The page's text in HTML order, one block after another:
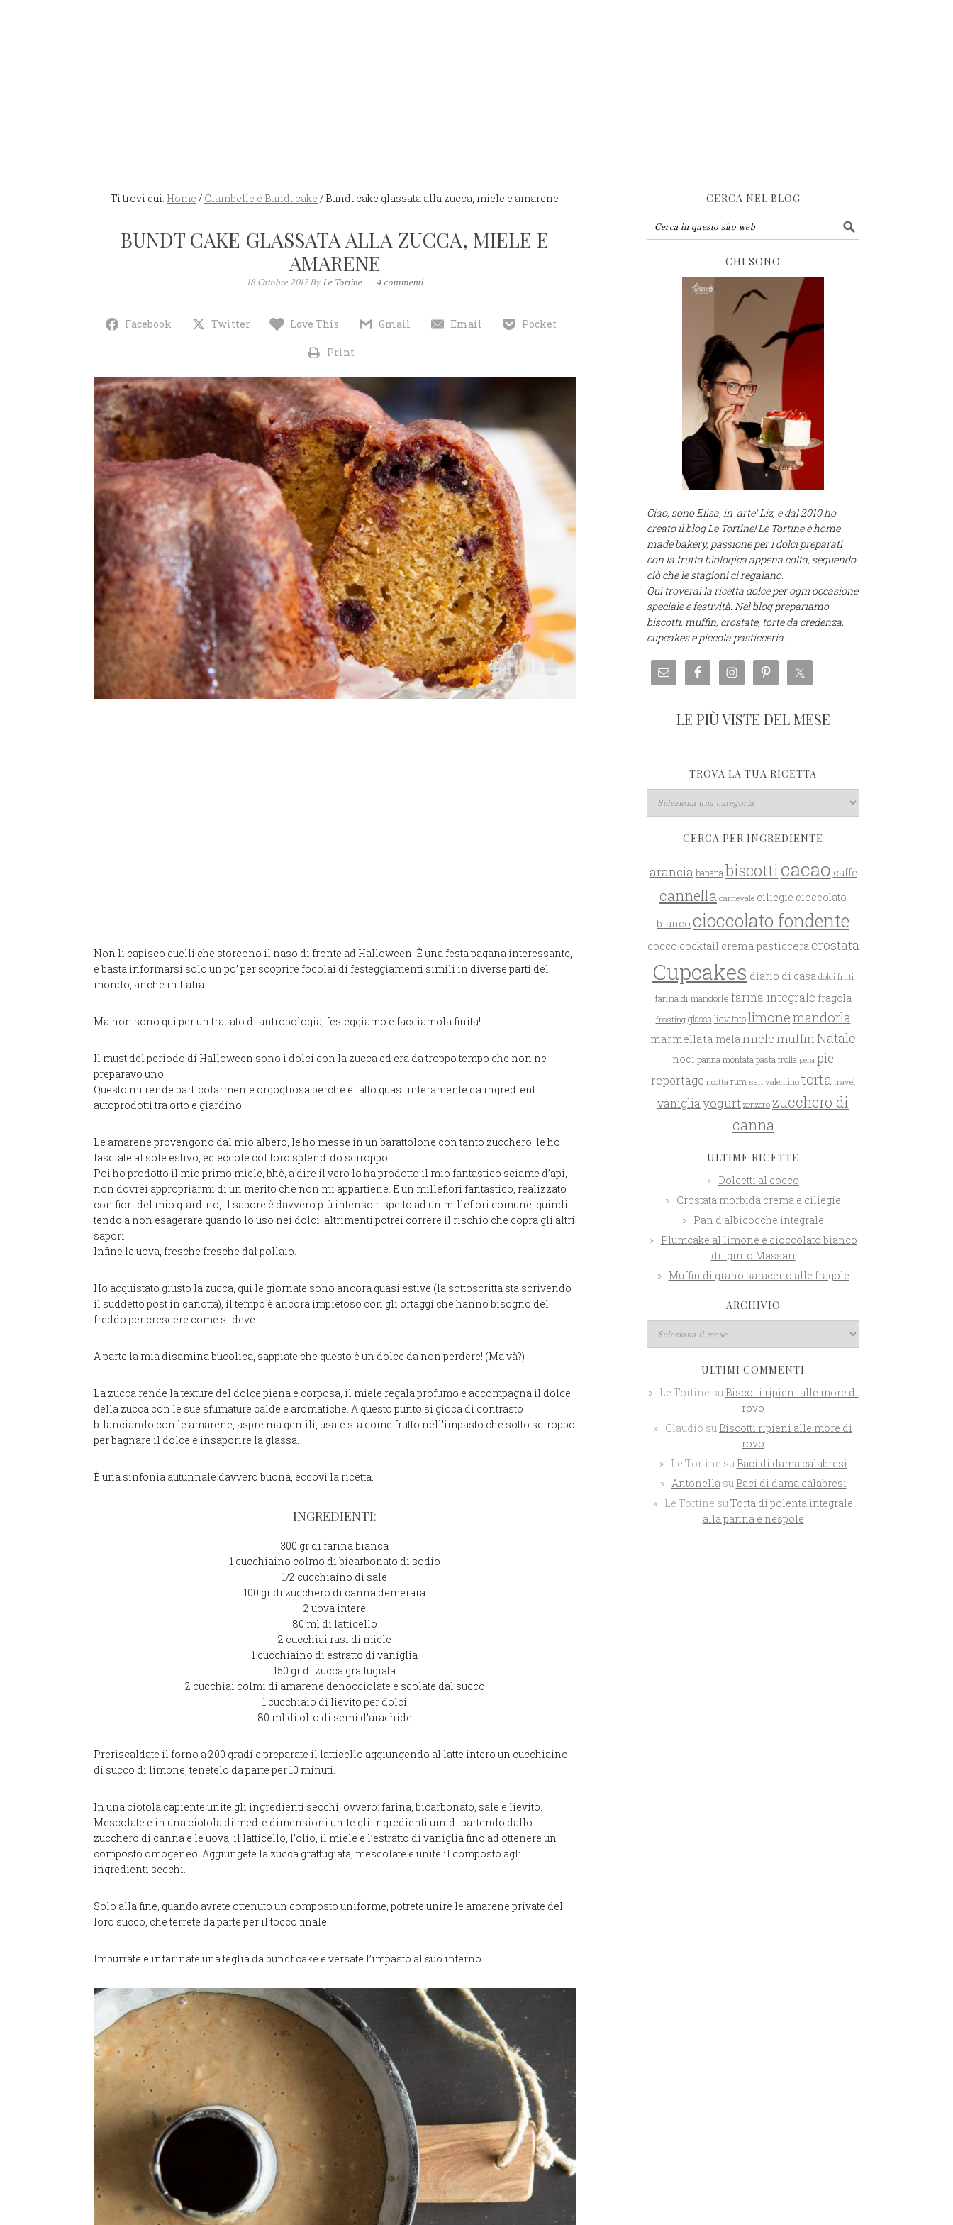
Ti trovi qui: Home / Ciambelle e Bundt cake / Bundt cake glassata alla zucca, miele e amarene
BUNDT CAKE GLASSATA ALLA ZUCCA, MIELE E
AMARENE
18 Ottobre 2017ByLe Tortine 4 commenti
Facebook Twitter Love This Gmail Email Pocket
Print
Non li capisco quelli che storcono il naso di fronte ad Halloween. È una festa pagana interessante,
e basta informarsi solo un po’ per scoprire focolai di festeggiamenti simili in diverse parti del
mondo, anche in Italia.
Ma non sono qui per un trattato di antropologia, festeggiamo e facciamola finita!
Il must del periodo di Halloween sono i dolci con la zucca ed era da troppo tempo che non ne
preparavo uno.
Questo mi rende particolarmente orgogliosa perchè è fatto quasi interamente da ingredienti
autoprodotti tra orto e giardino.
Le amarene provengono dal mio albero, le ho messe in un barattolone con tanto zucchero, le ho
lasciate al sole estivo, ed eccole col loro splendido sciroppo.
Poi ho prodotto il mio primo miele, bhè, a dire il vero lo ha prodotto il mio fantastico sciame d’api,
non dovrei appropriarmi di un merito che non mi appartiene. È un millefiori fantastico, realizzato
con fiori del mio giardino, il sapore è davvero più intenso rispetto ad un millefiori comune, quindi
tendo a non esagerare quando lo uso nei dolci, altrimenti potrei correre il rischio che copra gli altri
sapori.
Infine le uova, fresche fresche dal pollaio.
Ho acquistato giusto la zucca, qui le giornate sono ancora quasi estive (la sottoscritta sta scrivendo
il suddetto post in canotta), il tempo è ancora impietoso con gli ortaggi che hanno bisogno del
freddo per crescere come si deve.
A parte la mia disamina bucolica, sappiate che questo è un dolce da non perdere! (Ma và?)
La zucca rende la texture del dolce piena e corposa, il miele regala profumo e accompagna il dolce
della zucca con le sue sfumature calde e aromatiche. A questo punto si gioca di contrasto
bilanciando con le amarene, aspre ma gentili, usate sia come frutto nell’impasto che sotto sciroppo
per bagnare il dolce e insaporire la glassa.
È una sinfonia autunnale davvero buona, eccovi la ricetta.
INGREDIENTI:
300 gr di farina bianca
1 cucchiaino colmo di bicarbonato di sodio
1/2 cucchiaino di sale
100 gr di zucchero di canna demerara
2 uova intere
80 ml di latticello
2 cucchiai rasi di miele
1 cucchiaino di estratto di vaniglia
150 gr di zucca grattugiata
2 cucchiai colmi di amarene denocciolate e scolate dal succo
1 cucchiaio di lievito per dolci
80 ml di olio di semi d’arachide
Preriscaldate il forno a 200 gradi e preparate il latticello aggiungendo al latte intero un cucchiaino
di succo di limone, tenetelo da parte per 10 minuti.
In una ciotola capiente unite gli ingredienti secchi, ovvero: farina, bicarbonato, sale e lievito.
Mescolate e in una ciotola di medie dimensioni unite gli ingredienti umidi partendo dallo
zucchero di canna e le uova, il latticello, l’olio, il miele e l’estratto di vaniglia fino ad ottenere un
composto omogeneo. Aggiungete la zucca grattugiata, mescolate e unite il composto agli
ingredienti secchi.
Solo alla fine, quando avrete ottenuto un composto uniforme, potrete unire le amarene private del
loro succo, che terrete da parte per il tocco finale.
Imburrate e infarinate una teglia da bundt cake e versate l’impasto al suo interno.
CERCA NEL BLOG
CHI SONO
Ciao, sono Elisa, in 'arte' Liz, e dal 2010 ho
creato il blog Le Tortine! Le Tortine è home
made bakery, passione per i dolci preparati
con la frutta biologica appena colta, seguendo
ciò che le stagioni ci regalano.
Qui troverai la ricetta dolce per ogni occasione
speciale e festività. Nel blog prepariamo
biscotti, muffin, crostate, torte da credenza,
cupcakes e piccola pasticceria.
LE PIÙ VISTE DEL MESE
TROVA LA TUA RICETTA
CERCA PER INGREDIENTE
arancia banana biscotticacao caffè
cannella carnevale ciliegie cioccolato
bianco cioccolato fondente
cocco cocktail crema pasticcera crostata
Cupcakes diario di casa dolci fritti
farina di mandorle farina integrale fragola
frosting glassa lievitato limonemandorla
marmellata melamielemuffin Natale
noci panna montata pasta frolla pera pie
reportage ricotta rum san valentino torta travel
vaniglia yogurt zenzero zucchero di
canna
ULTIME RICETTE
Dolcetti al cocco
Crostata morbida crema e ciliegie
Pan d’albicocche integrale
Plumcake al limone e cioccolato bianco
di Iginio Massari
Muffin di grano saraceno alle fragole
ARCHIVIO
ULTIMI COMMENTI
Le Tortine su Biscotti ripieni alle more di
rovo
Claudio su Biscotti ripieni alle more di
rovo
Le Tortine su Baci di dama calabresi
Antonellasu Baci di dama calabresi
Le Tortine suTorta di polenta integrale
alla panna e nespole